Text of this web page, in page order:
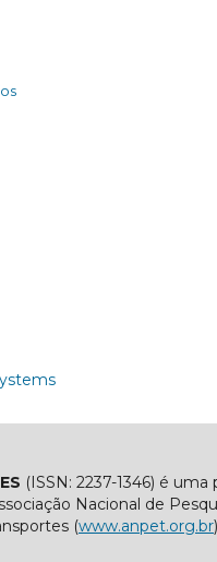
(ISSN: 2237-1346) é uma
Nacional de
(www.anpet.org.br)